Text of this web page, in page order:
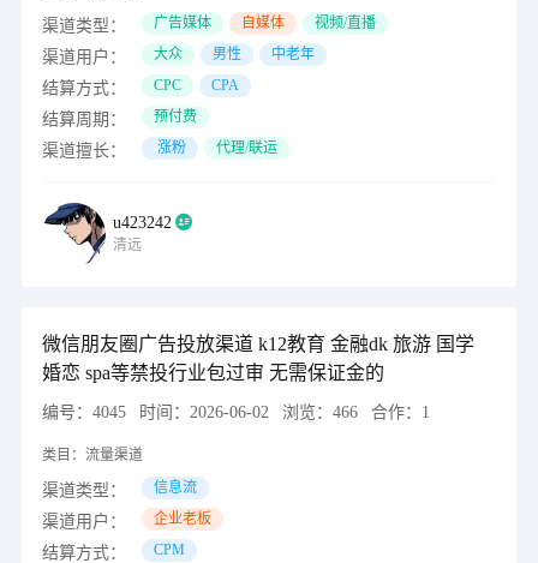
渠道类型： 广告媒体 自媒体 视频/直播
渠道用户： 大众 男性 中老年
结算方式： CPC CPA
结算周期： 预付费
渠道擅长： 涨粉 代理/联运
u423242
清远
微信朋友圈广告投放渠道 k12教育 金融dk 旅游 国学
婚恋 spa等禁投行业包过审 无需保证金的
编号： 4045 时间： 2026-06-02 浏览： 466 合作： 1
类目： 流量渠道
渠道类型： 信息流
渠道用户： 企业老板
结算方式： CPM